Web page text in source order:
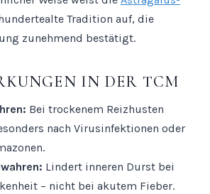
Tradition auf, die
zunehmend bestätigt.
IN DER TCM
Bei trockenem Reizhusten
nach Virusinfektionen oder
Lindert inneren Durst bei
– nicht bei akutem Fieber.